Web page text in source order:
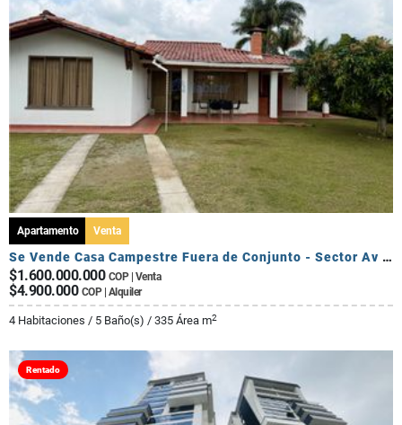
Apartamento Venta
Se Vende Casa Campestre Fuera de Conjunto - Sector Av Centenario
$1.600.000.000 COP | Venta
$4.900.000 COP | Alquiler
4 Habitaciones / 5 Baño(s) / 335 Área m2
Rentado